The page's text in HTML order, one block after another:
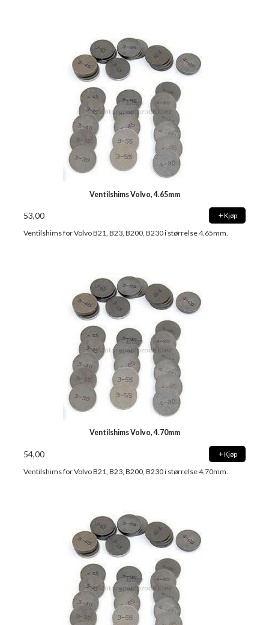
Ventilshims Volvo, 4.65mm
53,00 Kjøp
Ventilshims for Volvo B21, B23, B200, B230 i størrelse 4,65mm.
Ventilshims Volvo, 4.70mm
54,00 Kjøp
Ventilshims for Volvo B21, B23, B200, B230 i størrelse 4,70mm.